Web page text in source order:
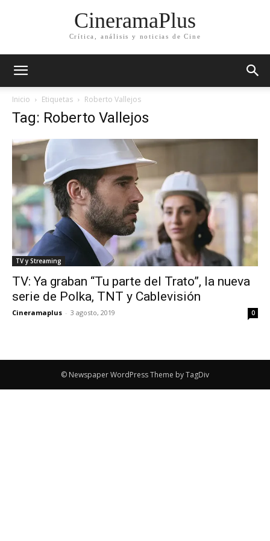
CineramaPlus
Crítica, análisis y noticias de Cine
Inicio Etiquetas Roberto Vallejos
Tag: Roberto Vallejos
TV y Streaming
TV: Ya graban “Tu parte del Trato”, la nueva
serie de Polka, TNT y Cablevisión
Cineramaplus - 3 agosto, 2019 0
© Newspaper WordPress Theme by TagDiv